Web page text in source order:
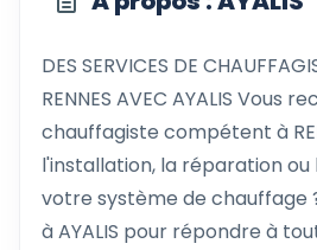
DES SERVICES DE
RENNES AVEC AYALIS Vous
chauffagiste compétent à
l'installation, la réparation
votre système de chauffage
à AYALIS pour répondre à